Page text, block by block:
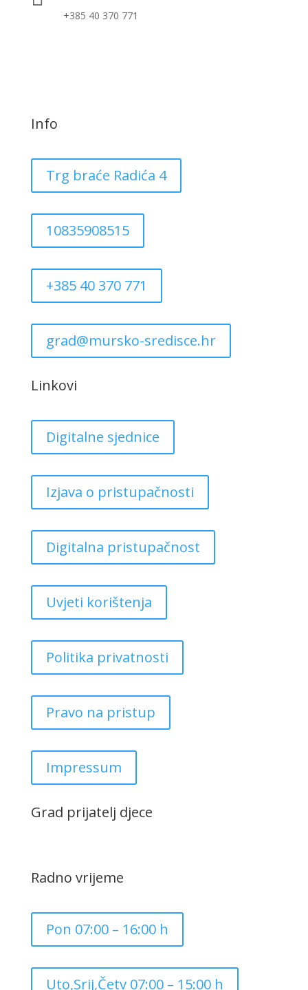
+385 40 370 771
Info
Trg braće Radića 4
10835908515
+385 40 370 771
grad@mursko-sredisce.hr
Linkovi
Digitalne sjednice
Izjava o pristupačnosti
Digitalna pristupačnost
Uvjeti korištenja
Politika privatnosti
Pravo na pristup
Impressum
Grad prijatelj djece
Radno vrijeme
Pon 07:00 – 16:00 h
Uto,Srij,Četv 07:00 – 15:00 h